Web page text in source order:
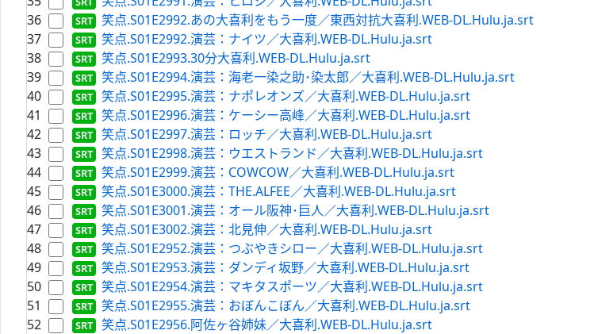
36
笑点.S01E2992.あの大喜利をもう一度／東西対抗大喜利.WEB-DL.Hulu.ja.srt
37
笑点.S01E2992.演芸：ナイツ／大喜利.WEB-DL.Hulu.ja.srt
38
笑点.S01E2993.30分大喜利.WEB-DL.Hulu.ja.srt
39
笑点.S01E2994.演芸：海老一染之助･染太郎／大喜利.WEB-DL.Hulu.ja.srt
40
笑点.S01E2995.演芸：ナポレオンズ／大喜利.WEB-DL.Hulu.ja.srt
41
笑点.S01E2996.演芸：ケーシー高峰／大喜利.WEB-DL.Hulu.ja.srt
42
笑点.S01E2997.演芸：ロッチ／大喜利.WEB-DL.Hulu.ja.srt
43
笑点.S01E2998.演芸：ウエストランド／大喜利.WEB-DL.Hulu.ja.srt
44
笑点.S01E2999.演芸：COWCOW／大喜利.WEB-DL.Hulu.ja.srt
45
笑点.S01E3000.演芸：THE.ALFEE／大喜利.WEB-DL.Hulu.ja.srt
46
笑点.S01E3001.演芸：オール阪神･巨人／大喜利.WEB-DL.Hulu.ja.srt
47
笑点.S01E3002.演芸：北見伸／大喜利.WEB-DL.Hulu.ja.srt
48
笑点.S01E2952.演芸：つぶやきシロー／大喜利.WEB-DL.Hulu.ja.srt
49
笑点.S01E2953.演芸：ダンディ坂野／大喜利.WEB-DL.Hulu.ja.srt
50
笑点.S01E2954.演芸：マキタスポーツ／大喜利.WEB-DL.Hulu.ja.srt
51
笑点.S01E2955.演芸：おぼんこぼん／大喜利.WEB-DL.Hulu.ja.srt
52
笑点.S01E2956.阿佐ヶ谷姉妹／大喜利.WEB-DL.Hulu.ja.srt